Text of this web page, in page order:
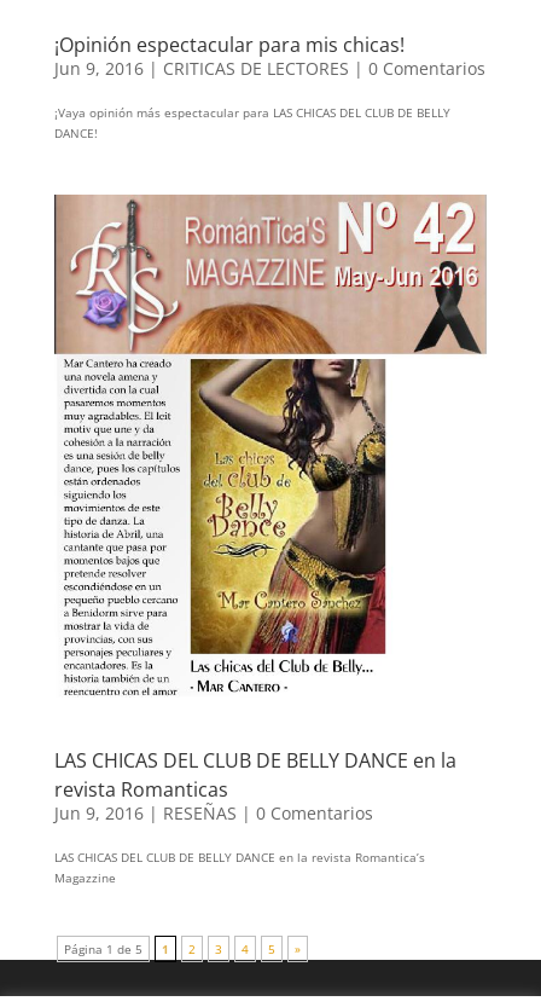
¡Opinión espectacular para mis chicas!
Jun 9, 2016| CRITICAS DE LECTORES | 0 Comentarios
¡Vaya opinión más espectacular para LAS CHICAS DEL CLUB DE BELLY
DANCE!
LAS CHICAS DEL CLUB DE BELLY DANCE en la
revista Romanticas
Jun 9, 2016| RESEÑAS | 0 Comentarios
LAS CHICAS DEL CLUB DE BELLY DANCE en la revista Romantica’s
Magazzine
Página 1 de 5 1 2 3 4 5 »